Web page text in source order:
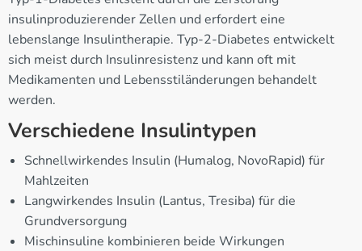
insulinproduzierender Zellen und erfordert eine
lebenslange Insulintherapie. Typ-2-Diabetes entwickelt
sich meist durch Insulinresistenz und kann oft mit
Medikamenten und Lebensstiländerungen behandelt
werden.
Verschiedene Insulintypen
Schnellwirkendes Insulin (Humalog, NovoRapid) für
Mahlzeiten
Langwirkendes Insulin (Lantus, Tresiba) für die
Grundversorgung
Mischinsuline kombinieren beide Wirkungen